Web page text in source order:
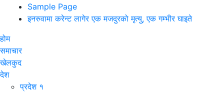
Sample Page
इनरुवामा करेन्ट लागेर एक मजदुरको मृत्यु, एक गम्भीर घाइते
होम
समाचार
खेलकुद
देश
प्रदेश १